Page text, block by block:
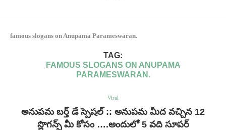
famous slogans on Anupama Parameswaran.
TAG:
FAMOUS SLOGANS ON ANUPAMA
PARAMESWARAN.
Viral
అనుపమ బర్త్ డే స్పెషల్ :: అనుపమ మీద వచ్చిన 12
స్లొగన్స్ మీ కోసం ….అందులో 5 వది సూపర్